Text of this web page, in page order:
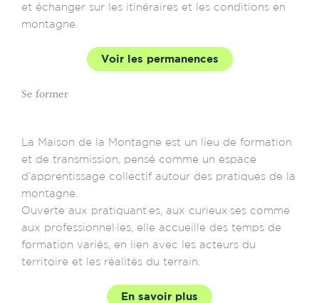
et échanger sur les itinéraires et les conditions en
montagne.
Voir les permanences
Se former
La Maison de la Montagne est un lieu de formation
et de transmission, pensé comme un espace
d’apprentissage collectif autour des pratiques de la
montagne.
Ouverte aux pratiquant·es, aux curieux·ses comme
aux professionnel·les, elle accueille des temps de
formation variés, en lien avec les acteurs du
territoire et les réalités du terrain.
En savoir plus